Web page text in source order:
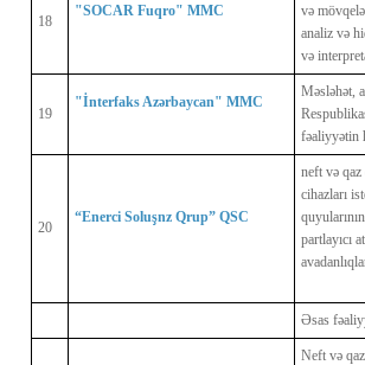
18
"SOCAR Fuqro" MMC
və
analiz və
və
19
"İnterfaks Azərbaycan" MMC
Məsləhət,
fəaliyyətin
20
“Enerci Soluşnz Qrup” QSC
neft və qaz
cihazları
partlayıcı
Əsas
Neft və